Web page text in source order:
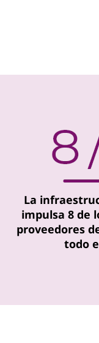
La
impulsa 8 de
proveedores
todo